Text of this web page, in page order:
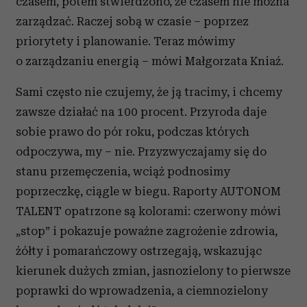
zarządzać. Raczej sobą w czasie – poprzez
priorytety i planowanie. Teraz mówimy
o zarządzaniu energią – mówi Małgorzata Kniaź.
Sami często nie czujemy, że ją tracimy, i chcemy
zawsze działać na 100 procent. Przyroda daje
sobie prawo do pór roku, podczas których
odpoczywa, my – nie. Przyzwyczajamy się do
stanu przemęczenia, wciąż podnosimy
poprzeczkę, ciągle w biegu. Raporty AUTONOM
TALENT opatrzone są kolorami: czerwony mówi
„stop” i pokazuje poważne zagrożenie zdrowia,
żółty i pomarańczowy ostrzegają, wskazując
kierunek dużych zmian, jasnozielony to pierwsze
poprawki do wprowadzenia, a ciemnozielony